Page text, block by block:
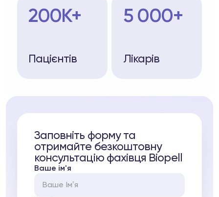
200K+
Пацієнтів
5 000+
Лікарів
Заповніть форму та
отримайте безкоштовну
консультацію фахівця Biopell
Ваше ім'я